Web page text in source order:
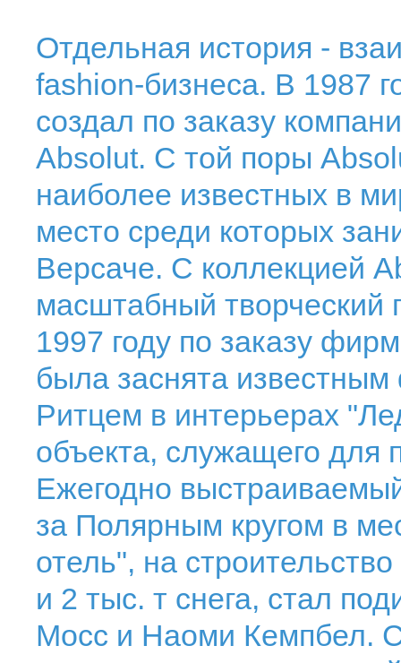
Отдельная история -
fashion-бизнеса. В 1987
создал по заказу
Absolut. С той поры
наиболее известных в
место среди которых
Версаче. С коллекцией
масштабный творческий
1997 году по заказу
была заснята
Ритцем в интерьерах
объекта, служащего для
Ежегодно
за Полярным кругом в
отель", на
и 2 тыс. т снега, стал
Мосс и Наоми Кемпбел.